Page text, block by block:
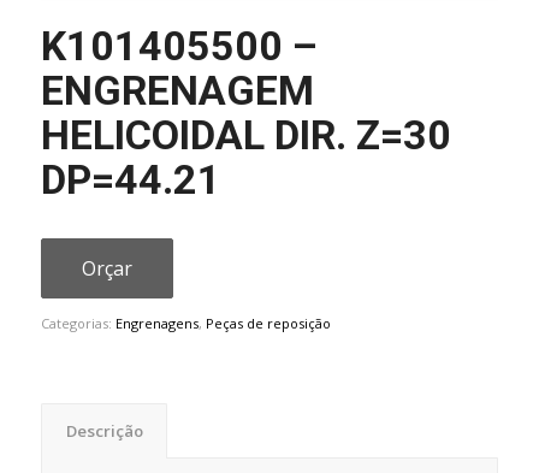
K101405500 –
ENGRENAGEM
HELICOIDAL DIR. Z=30
DP=44.21
Orçar
Categorias: Engrenagens, Peças de reposição
Descrição